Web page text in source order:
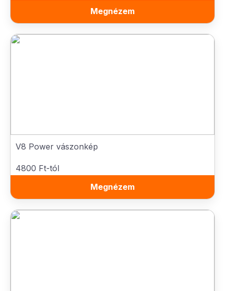
Megnézem
V8 Power vászonkép
4800 Ft-tól
Megnézem